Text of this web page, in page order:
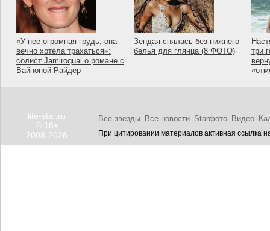
«У нее огромная грудь, она
вечно хотела трахаться»:
солист Jamiroquai о романе с
Вайноной Райдер
Зендая снялась без нижнего
белья для глянца (8 ФОТО)
три
life-star.ru
© 18+
2008-2026
Все звезды Все новости Starфото Видео
При цитировании материалов активная ссылка